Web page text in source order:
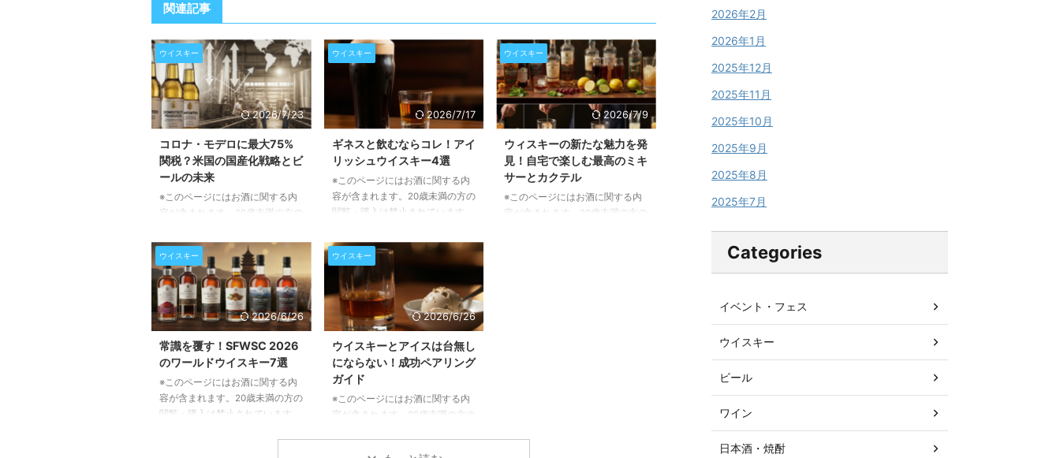
関連記事
ウイスキー
2026/7/23
コロナ・モデロに最大75%
関税？米国の国産化戦略とビ
ールの未来
※このページにはお酒に関する内
容が含まれます。20歳未満の方の
全米トラック運転手組合
（Teamsters）が、メキシコ産ビ
ールへの高関税導入を米政権に強
く要求しています。この動きは、
米国における雇用創出と国内産業
保護を目的としていますが、もし
実現すれば、私たちの食卓に並ぶ
ビールの価格や、北米全体のビー
ル市場に大きな影響を与える可能
性があります。本記事では、この
要求の背景にある複雑な事情と、
ウイスキー
2026/7/17
ギネスと飲むならコレ！アイ
リッシュウイスキー4選
※このページにはお酒に関する内
容が含まれます。20歳未満の方の
閲覧・購入は禁止されています。
ギネスとアイリッシュウイスキ
ー。一見すると異なるこの二つ
が、実は驚くほど素晴らしい相性
を見せることをご存知でしょう
か。この記事では、ギネスの豊か
な風味をさらに引き立てる、選り
4銘柄をご紹介します。それぞれ
のウイスキーが持つ個性と、ギネ
スとのペアリングで生まれる新た
な味わいの発見を、ぜひお楽しみ
ください。 ギネスとアイリッシ
ウイスキー
2026/7/9
ウィスキーの新たな魅力を発
見！自宅で楽しむ最高のミキ
サーとカクテル
※このページにはお酒に関する内
容が含まれます。20歳未満の方の
ウイスキー
2026/6/26
常識を覆す！SFWSC 2026
のワールドウイスキー7選
※このページにはお酒に関する内
容が含まれます。20歳未満の方の
閲覧・購入は禁止されています。
ウイスキー
2026/6/26
ウイスキーとアイスは台無し
にならない！成功ペアリング
ガイド
※このページにはお酒に関する内
容が含まれます。20歳未満の方の
2026年2月
2026年1月
2025年12月
2025年11月
2025年10月
2025年9月
2025年8月
2025年7月
Categories
イベント・フェス
ウイスキー
ビール
ワイン
日本酒・焼酎